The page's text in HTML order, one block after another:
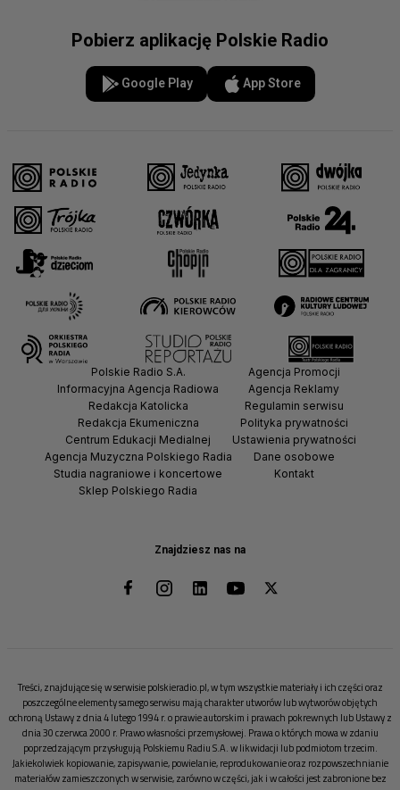
Pobierz aplikację Polskie Radio
Google Play App Store
Znajdziesz nas na
Polskie Radio S.A.
Informacyjna Agencja Radiowa
Redakcja Katolicka
Redakcja Ekumeniczna
Centrum Edukacji Medialnej
Agencja Muzyczna Polskiego Radia
Studia nagraniowe i koncertowe
Sklep Polskiego Radia
Agencja Promocji
Agencja Reklamy
Regulamin serwisu
Polityka prywatności
Ustawienia prywatności
Dane osobowe
Kontakt
Treści, znajdujące się w serwisie polskieradio.pl, w tym wszystkie materiały i ich części oraz
poszczególne elementy samego serwisu mają charakter utworów lub wytworów objętych
ochroną Ustawy z dnia 4 lutego 1994 r. o prawie autorskim i prawach pokrewnych lub Ustawy z
dnia 30 czerwca 2000 r. Prawo własności przemysłowej. Prawa o których mowa w zdaniu
poprzedzającym przysługują Polskiemu Radiu S.A. w likwidacji lub podmiotom trzecim.
Jakiekolwiek kopiowanie, zapisywanie, powielanie, reprodukowanie oraz rozpowszechnianie
materiałów zamieszczonych w serwisie, zarówno w części, jak i w całości jest zabronione bez